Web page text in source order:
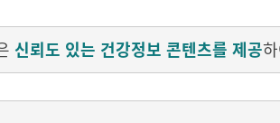
신뢰도 있는 건강정보 콘텐츠를 제공